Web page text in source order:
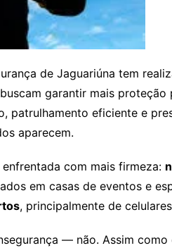
de Jaguariúna tem
garantir mais proteção
patrulhamento eficiente e
aparecem.
com mais firmeza:
em casas de eventos e
, principalmente de
— não. Assim como